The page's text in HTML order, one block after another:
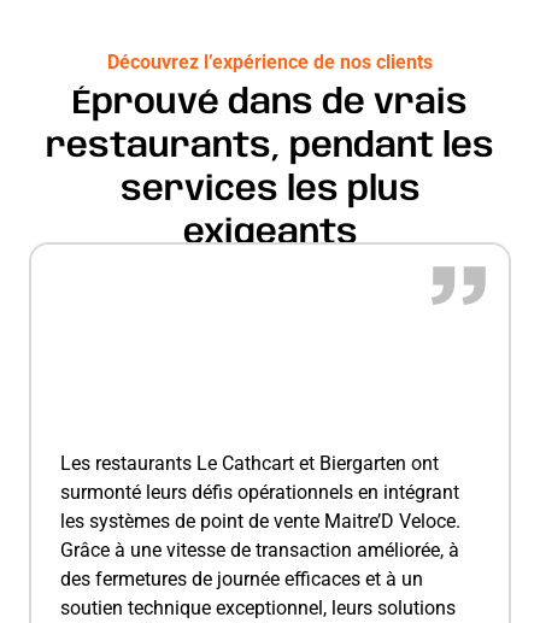
Découvrez l’expérience de nos clients
Éprouvé dans de vrais
restaurants, pendant les
services les plus
exigeants
Les restaurants Le Cathcart et Biergarten ont
surmonté leurs défis opérationnels en intégrant
les systèmes de point de vente Maitre’D Veloce.
Grâce à une vitesse de transaction améliorée, à
des fermetures de journée efficaces et à un
soutien technique exceptionnel, leurs solutions